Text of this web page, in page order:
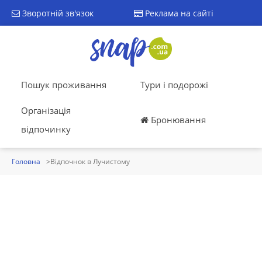
Зворотній зв'язок Реклама на сайті
Пошук проживання Тури і подорожі
Організація
відпочинку
Бронювання
Головна Відпочнок в Лучистому